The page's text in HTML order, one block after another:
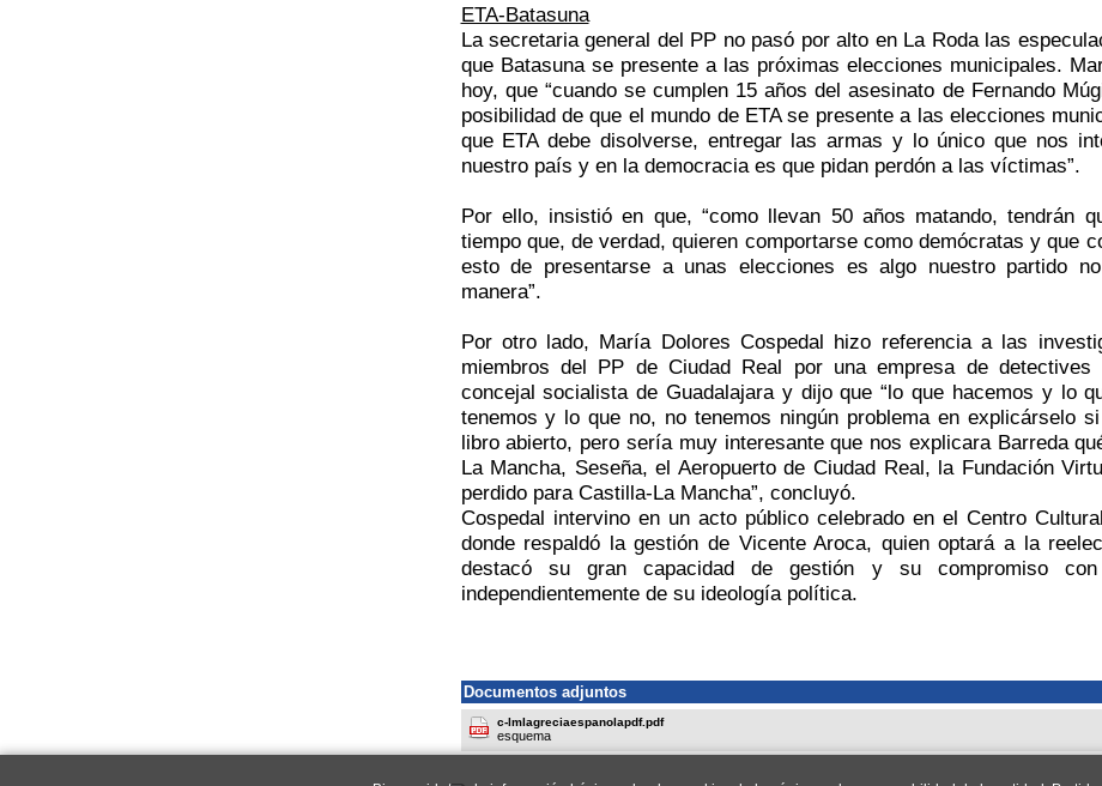
ETA-Batasuna
La secretaria general del PP no pasó por alto en La Roda las
que Batasuna se presente a las próximas elecciones municipales.
hoy, que “cuando se cumplen 15 años del asesinato de Fernando
posibilidad de que el mundo de ETA se presente a las elecciones
que ETA debe disolverse, entregar las armas y lo único que nos
nuestro país y en la democracia es que pidan perdón a las víctimas”.
Por ello, insistió en que, “como llevan 50 años matando, tendrán
tiempo que, de verdad, quieren comportarse como demócratas y que
esto de presentarse a unas elecciones es algo nuestro partido
manera”.
Por otro lado, María Dolores Cospedal hizo referencia a las
miembros del PP de Ciudad Real por una empresa de
concejal socialista de Guadalajara y dijo que “lo que hacemos y lo
tenemos y lo que no, no tenemos ningún problema en explicárselo
libro abierto, pero sería muy interesante que nos explicara Barreda
La Mancha, Seseña, el Aeropuerto de Ciudad Real, la Fundación
perdido para Castilla-La Mancha”, concluyó.
Cospedal intervino en un acto público celebrado en el Centro
donde respaldó la gestión de Vicente Aroca, quien optará a la
destacó su gran capacidad de gestión y su compromiso con
independientemente de su ideología política.
Documentos adjuntos
c-lmlagreciaespanolapdf.pdf
esquema